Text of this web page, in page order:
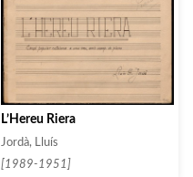
L’Hereu Riera
Jordà, Lluís
[1989-1951]